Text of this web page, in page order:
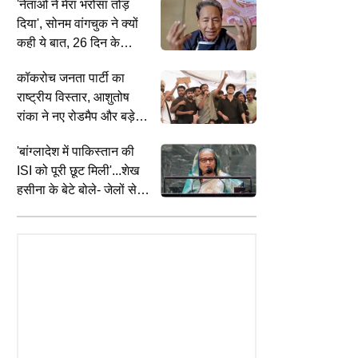
हाशमी की 'Awarapan 2' को मिला
सर्टिफिकेट, CBFC ने लगाए
ENTERTAINMENT
'सबकुछ बिखर रहा है...': मानसिक रूप से
टूट गए हैं Parth Samthaan! पोस्ट में
से उठे आरक्षण विरोधी स्वर,
ईरान ने कहा, 'मोजतबा खामेनेई
से संपर्क करना बेहद कठिन'
'नेताओं ने मेरा भरोसा तोड़
दिया', सोनम वांगचुक ने क्यों
कही ये बात, 26 दिन के
कॉकरोच जनता पार्टी का
राष्ट्रीय विस्तार, आशुतोष
रांका ने नए रोडमैप और बड़े
दिन अहम
'बांग्लादेश में पाकिस्तान की
ISI को पूरी छूट मिली'...शेख
हसीना के बेटे बोले- जेलों से